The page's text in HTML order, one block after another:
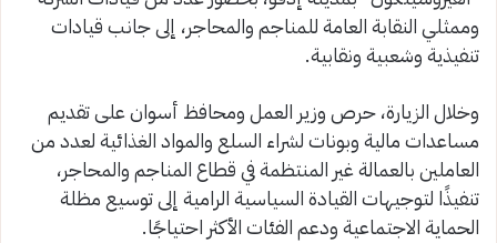
وممثلي النقابة العامة للمناجم والمحاجر، إلى جانب قيادات
تنفيذية وشعبية ونقابية.
وخلال الزيارة، حرص وزير العمل ومحافظ أسوان على تقديم
مساعدات مالية وبونات لشراء السلع والمواد الغذائية لعدد من
العاملين بالعمالة غير المنتظمة في قطاع المناجم والمحاجر،
تنفيذًا لتوجيهات القيادة السياسية الرامية إلى توسيع مظلة
الحماية الاجتماعية ودعم الفئات الأكثر احتياجًا.